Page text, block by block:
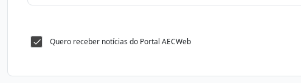
Quero receber notícias do Portal AECWeb